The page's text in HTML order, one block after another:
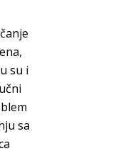
su i
sa